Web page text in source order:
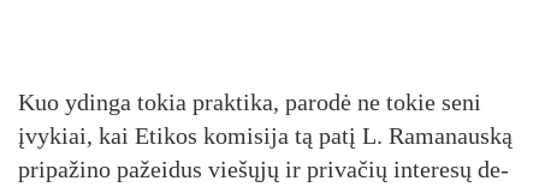
Kuo ydin­ga to­kia pra­kti­ka, pa­ro­dė ne to­kie se­ni
įvy­kiai, kai Eti­kos ko­mi­si­ja tą pa­tį L. Ra­ma­naus­ką
pri­pa­ži­no pa­žei­dus vie­šų­jų ir pri­va­čių in­te­re­sų de­